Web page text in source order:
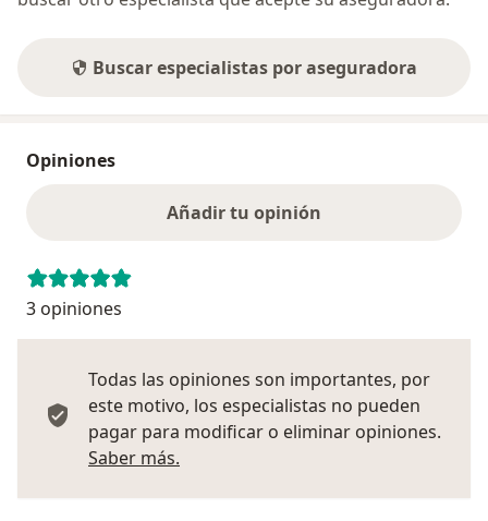
Buscar especialistas por aseguradora
Opiniones
Añadir tu opinión
3 opiniones
Todas las opiniones son importantes, por
este motivo, los especialistas no pueden
pagar para modificar o eliminar opiniones.
Saber más.